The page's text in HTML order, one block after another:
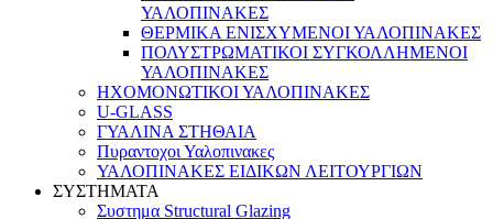
ΥΑΛΟΠΙΝΑΚΕΣ
ΘΕΡΜΙΚΑ ΕΝΙΣΧΥΜΕΝΟΙ ΥΑΛΟΠΙΝΑΚΕΣ
ΠΟΛΥΣΤΡΩΜΑΤΙΚΟΙ ΣΥΓΚΟΛΛΗΜΕΝΟΙ
ΥΑΛΟΠΙΝΑΚΕΣ
ΗΧΟΜΟΝΩΤΙΚΟΙ ΥΑΛΟΠΙΝΑΚΕΣ
U-GLASS
ΓΥΑΛΙΝΑ ΣΤΗΘΑΙΑ
Πυραντοχοι Υαλοπινακες
ΥΑΛΟΠΙΝΑΚΕΣ ΕΙΔΙΚΩΝ ΛΕΙΤΟΥΡΓΙΩΝ
ΣΥΣΤΗΜΑΤΑ
Συστημα Structural Glazing